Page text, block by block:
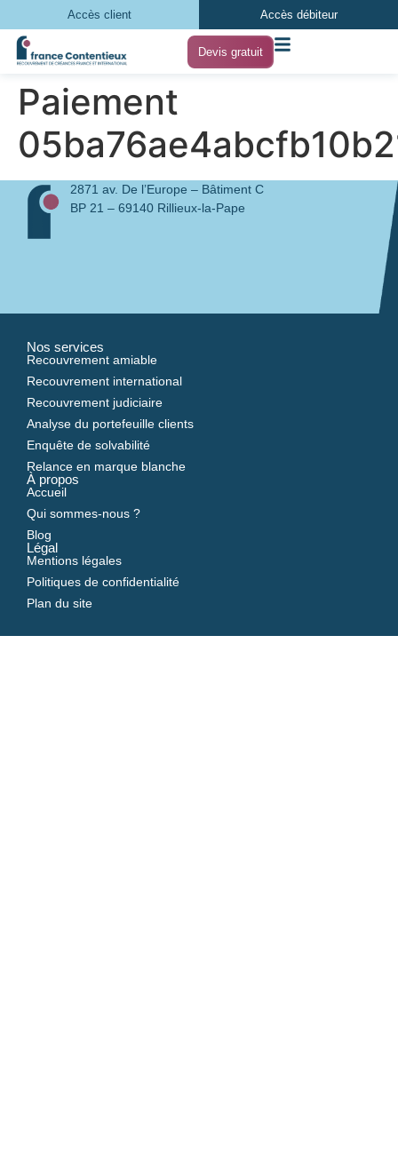
Accès client Accès débiteur
Devis gratuit
Paiement
2871 av. De l’Europe – Bâtiment C
BP 21 – 69140 Rillieux-la-Pape
Nos services
Recouvrement amiable
Recouvrement international
Recouvrement judiciaire
Analyse du portefeuille clients
Enquête de solvabilité
Relance en marque blanche
À propos
Accueil
Qui sommes-nous ?
Blog
Légal
Mentions légales
Politiques de confidentialité
Plan du site